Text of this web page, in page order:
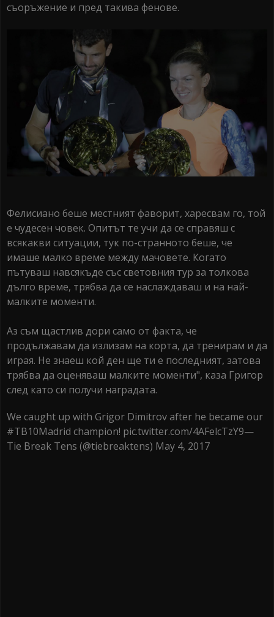
съоръжение и пред такива фенове.
Фелисиано беше местният фаворит, харесвам го, той
е чудесен човек. Опитът те учи да се справяш с
всякакви ситуации, тук по-странното беше, че
имаше малко време между мачовете. Когато
пътуваш навсякъде със световния тур за толкова
дълго време, трябва да се наслаждаваш и на най-
малките моменти.
Аз съм щастлив дори само от факта, че
продължавам да излизам на корта, да тренирам и да
играя. Не знаеш кой ден ще ти е последният, затова
трябва да оценяваш малките моменти", каза Григор
след като си получи наградата.
We caught up with Grigor Dimitrov after he became our
#TB10Madrid champion! pic.twitter.com/4AFelcTzY9—
Tie Break Tens (@tiebreaktens) May 4, 2017